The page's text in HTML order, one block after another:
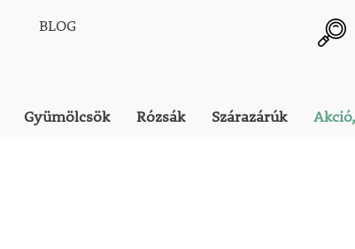
BLOG
Gyümölcsök Rózsák Szárazárúk